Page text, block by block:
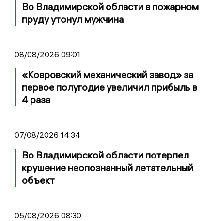
Во Владимирской области в пожарном
пруду утонул мужчина
08/08/2026 09:01
«Ковровский механический завод» за
первое полугодие увеличил прибыль в
4 раза
07/08/2026 14:34
Во Владимирской области потерпел
крушение неопознанный летательный
объект
05/08/2026 08:30